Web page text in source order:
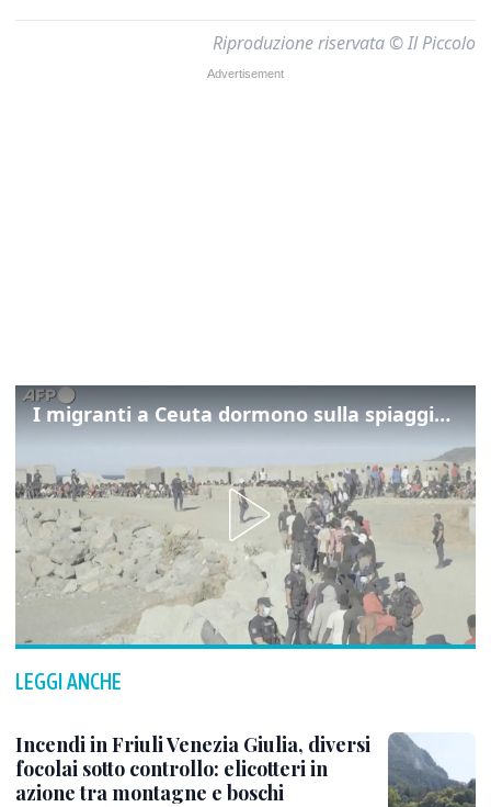
Riproduzione riservata © Il Piccolo
I migranti a Ceuta dormono sulla spiaggia: "Vogliamo entrare in Europa"
LEGGI ANCHE
Incendi in Friuli Venezia Giulia, diversi
focolai sotto controllo: elicotteri in
azione tra montagne e boschi